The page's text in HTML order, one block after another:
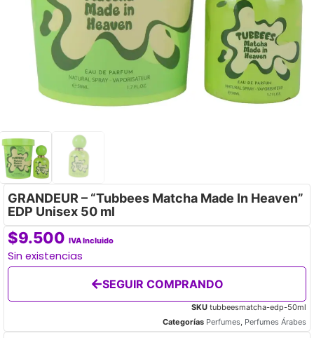
GRANDEUR – “Tubbees Matcha Made In Heaven”
EDP Unisex 50 ml
$9.500 IVA Incluido
Sin existencias
SEGUIR COMPRANDO
SKU tubbeesmatcha-edp-50ml
Categorías Perfumes, Perfumes Árabes